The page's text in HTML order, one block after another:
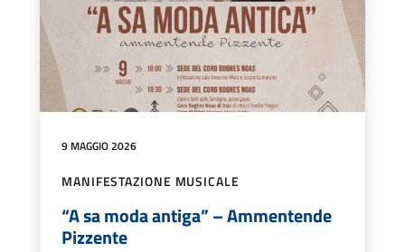
9 MAGGIO 2026
MANIFESTAZIONE MUSICALE
“A sa moda antiga” – Ammentende
Pizzente